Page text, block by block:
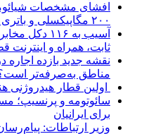
۲۰۰ مگاپیکسلی و باتری ۷۰۰۰ میلی‌آمپری در راه است
آسیب به ۱۱۶
ثابت، همراه و
نقشه جدید بازده اجاره
مناطق به‌صرفه‌تر
اولین قطار هیدروژنی
سائوتومه و پرنسیپ؛
برای ایرانیان
وزیر ارتباطات: